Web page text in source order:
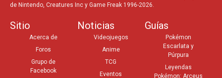
de Nintendo, Creatures Inc y Game Freak 1996-2026.
Sitio
Acerca de
Foros
Grupo de
Facebook
Noticias
Videojuegos
Anime
TCG
Eventos
Guías
Pokémon
Escarlata y
Púrpura
Leyendas
Pokémon: Arceus